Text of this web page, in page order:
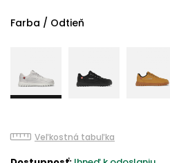
Farba / Odtieň
Veľkostná tabuľka